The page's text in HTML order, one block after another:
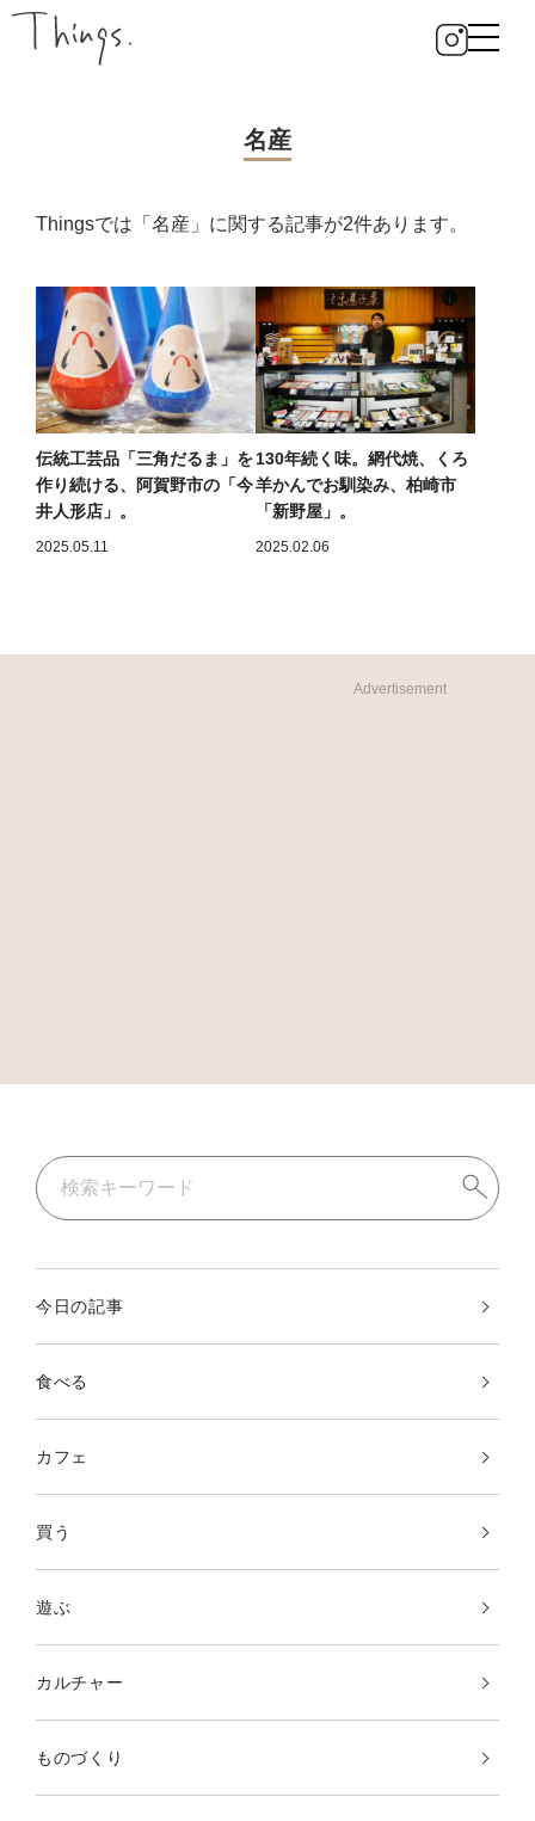
名産
Thingsでは「名産」に関する記事が2件あります。
伝統工芸品「三角だるま」を
作り続ける、阿賀野市の「今
井人形店」。
2025.05.11
130年続く味。網代焼、くろ
羊かんでお馴染み、柏崎市
「新野屋」。
2025.02.06
Advertisement
今日の記事
食べる
カフェ
買う
遊ぶ
カルチャー
ものづくり